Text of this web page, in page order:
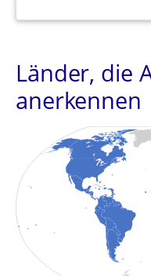
Länder, die
anerkennen